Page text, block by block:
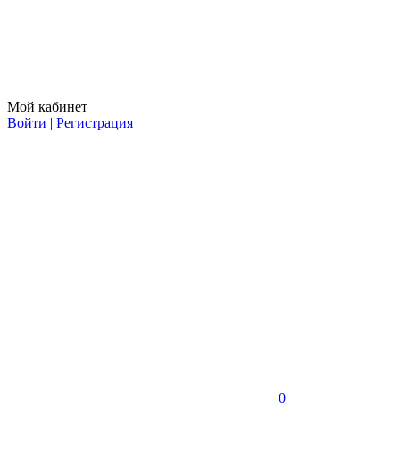
Мой кабинет
Войти | Регистрация
0